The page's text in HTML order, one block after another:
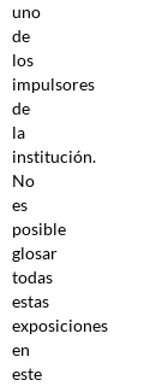
uno
de
los
impulsores
de
la
institución.
No
es
posible
glosar
todas
estas
exposiciones
en
este